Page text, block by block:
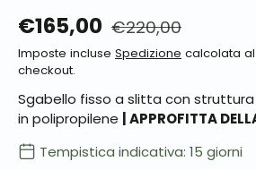
€165,00 €220,00
Imposte incluse Spedizione calcolata
checkout.
Sgabello fisso a slitta con
in polipropilene
| APPROFITTA
Tempistica indicativa: 15 giorni